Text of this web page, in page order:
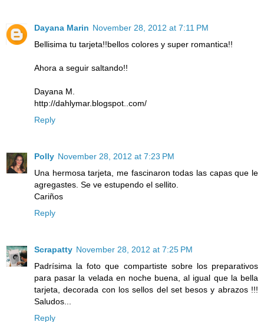
Dayana Marin November 28, 2012 at 7:11 PM
Bellisima tu tarjeta!!bellos colores y super romantica!!
Ahora a seguir saltando!!
Dayana M.
http://dahlymar.blogspot..com/
Reply
Polly November 28, 2012 at 7:23 PM
Una hermosa tarjeta, me fascinaron todas las capas que le
agregastes. Se ve estupendo el sellito.
Cariños
Reply
Scrapatty November 28, 2012 at 7:25 PM
Padrísima la foto que compartiste sobre los preparativos
para pasar la velada en noche buena, al igual que la bella
tarjeta, decorada con los sellos del set besos y abrazos !!!
Saludos...
Reply